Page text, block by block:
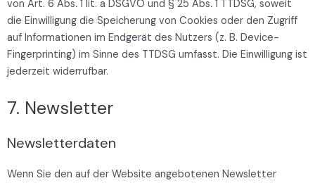
von Art. 6 Abs. 1 lit. a DSGVO und § 25 Abs. 1 TTDSG, soweit
die Einwilligung die Speicherung von Cookies oder den Zugriff
auf Informationen im Endgerät des Nutzers (z. B. Device-
Fingerprinting) im Sinne des TTDSG umfasst. Die Einwilligung ist
jederzeit widerrufbar.
7. Newsletter
Newsletter­daten
Wenn Sie den auf der Website angebotenen Newsletter